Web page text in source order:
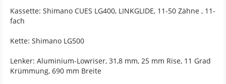
Kassette: Shimano CUES LG400, LINKGLIDE, 11-50 Zähne , 11-
fach
Kette: Shimano LG500
Lenker: Aluminium-Lowriser, 31,8 mm, 25 mm Rise, 11 Grad
Krümmung, 690 mm Breite